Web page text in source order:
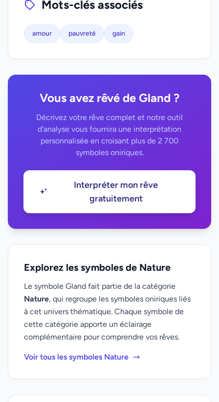
Mots-clés associés
amour pauvreté gain
Vous avez rêvé de Gland ?
Décrivez votre rêve complet et notre outil
d'analyse vous fournira une interprétation
personnalisée en croisant plus de 2 700
symboles oniriques.
Interpréter mon rêve
gratuitement
Explorez les symboles de Nature
Le symbole Gland fait partie de la catégorie
Nature, qui regroupe les symboles oniriques liés
à cet univers thématique. Chaque symbole de
cette catégorie apporte un éclairage
complémentaire pour comprendre vos rêves.
Voir tous les symboles Nature